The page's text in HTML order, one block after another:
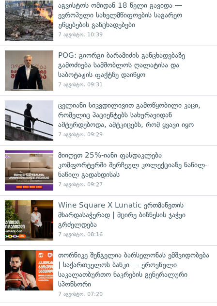
აგვისტოს ომიდან 18 წელი გავიდა —
ევროპული სახელმწიფოების საგარეო
უწყებების განცხადებები
7 აგვისტო, 10:39
POG: გიორგი ბარამიძის განცხადებაზე
გამოძიება სამშობლოს ღალატისა და
საბოტაჟის ფაქტზე დაიწყო
7 აგვისტო, 09:31
ცელიანი სიკვდილივით გამოწყობილი კაცი,
რომელიც პაციენტებს სახურავიდან
აშტერდებოდა, ამტკიცებს, რომ ყვავი იყო
7 აგვისტო, 09:29
მიიღეთ 25%-იანი ფასდაკლება
კომფორტერში შერჩეულ კოლექციაზე ნაწილ-
ნაწილ გადახდისას
7 აგვისტო, 09:27
Wine Square X Lunatic ერთმანეთის
მხარდასაჭერად | მცირე ბიზნესის ჯაჭვი
გრძელდება
7 აგვისტო, 08:16
თორნიკე შენგელია ბარსელონას ემშვიდობება
| საქართველოს ბანკი — ეროვნული
საკალათბურთო ნაკრების გენერალური
სპონსორი
7 აგვისტო, 07:20